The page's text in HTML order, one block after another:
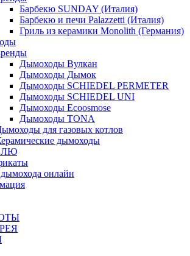
Барбекю SUNDAY (Италия)
Барбекю и печи Palazzetti (Италия)
Гриль из керамики Monolith (Германия)
Дымоходы Вулкан
Дымоходы Дымок
Дымоходы SCHIEDEL PERMETER
Дымоходы SCHIEDEL UNI
Дымоходы Ecoosmose
Дымоходы TONA
для газовых котлов
дымоходы
дымохода онлайн